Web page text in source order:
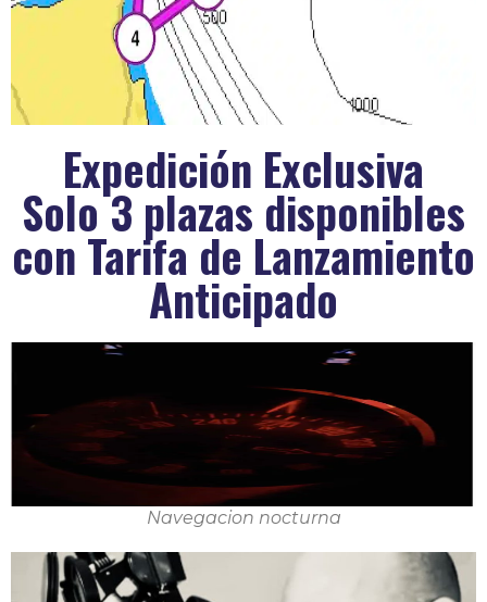
Expedición Exclusiva
Solo 3 plazas disponibles
con Tarifa de Lanzamiento
Anticipado
Navegacion nocturna